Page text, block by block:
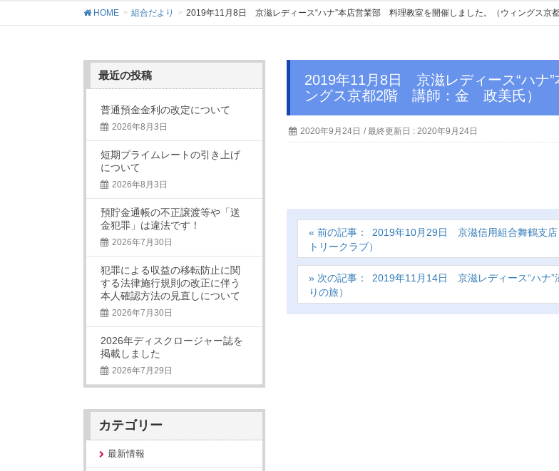
HOME 組合だより 2019年11月8日 京滋レディース“ハナ”本店営業部 料理教室を開催しました。（ウィングス
2019年11月8日 京滋レディース“ハナ”本店営業部 料理教室を開催しました。（ウィ
ングス京都2階 講師：金 政美氏）
2020年9月24日 / 最終更新日 : 2020年9月24日
2019年10月29日 京滋信用組合舞鶴支
トリークラブ）
2019年11月14日 京滋レディース“ハナ
りの旅）
最近の投稿
普通預金金利の改定について
2026年8月3日
短期プライムレートの引き上げ
について
2026年8月3日
預貯金通帳の不正譲渡等や「送
金犯罪」は違法です！
2026年7月30日
犯罪による収益の移転防止に関
する法律施行規則の改正に伴う
本人確認方法の見直しについて
2026年7月30日
2026年ディスクロージャー誌を
掲載しました
2026年7月29日
カテゴリー
最新情報